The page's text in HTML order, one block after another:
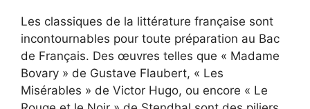
Les classiques de la littérature française sont
incontournables pour toute préparation au Bac
de Français. Des œuvres telles que « Madame
Bovary » de Gustave Flaubert, « Les
Misérables » de Victor Hugo, ou encore « Le